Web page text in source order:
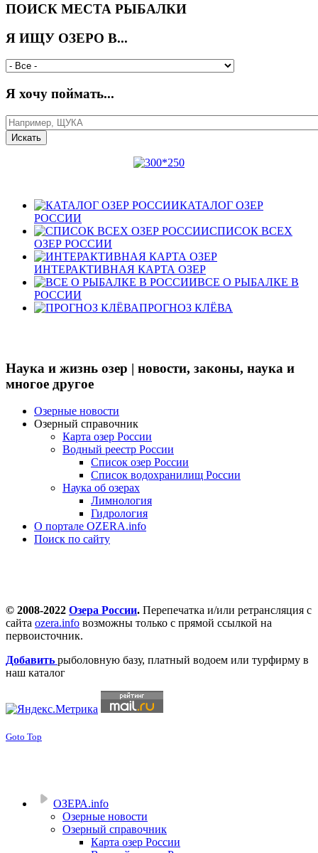
ПОИСК МЕСТА РЫБАЛКИ
Я ИЩУ ОЗЕРО В...
Я хочу поймать...
КАТАЛОГ ОЗЕР
РОССИИ
СПИСОК ВСЕХ
ОЗЕР РОССИИ
ИНТЕРАКТИВНАЯ КАРТА ОЗЕР
ВСЕ О РЫБАЛКЕ В
РОССИИ
ПРОГНОЗ КЛЁВА
Наука и жизнь озер | новости, законы, наука и
многое другое
Озерные новости
Озерный справочник
Карта озер России
Водный реестр России
Список озер России
Список водохранилищ России
Наука об озерах
Лимнология
Гидрология
О портале OZERA.info
Поиск по сайту
© 2008-2022 Озера России. Перепечатка и/или ретрансляция с
сайта ozera.info возможны только с прямой ссылкой на
первоисточник.
Добавить рыболовную базу, платный водоем или турфирму в
наш каталог
Goto Top
ОЗЕРА.info
Озерные новости
Озерный справочник
Карта озер России